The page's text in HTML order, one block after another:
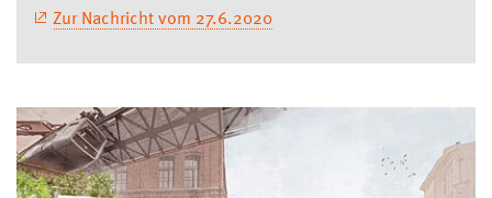
Zur Nachricht vom 27.6.2020